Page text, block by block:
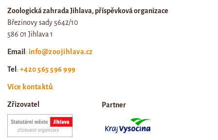
Zoologická zahrada Jihlava, příspěvková organizace
Březinovy sady 5642/10
586 01 Jihlava 1
Email : info@zoojihlava.cz
Tel : +420 565 596 999
Více kontaktů
Zřizovatel Partner